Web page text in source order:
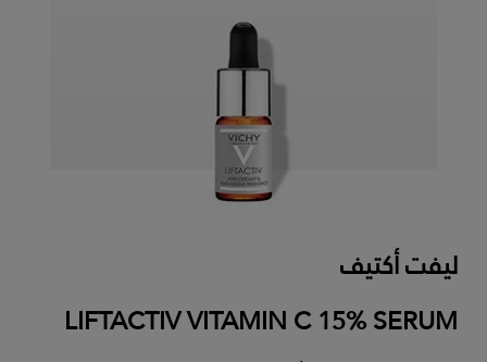
ليفت أكتيف
LIFTACTIV VITAMIN C 15% SERUM